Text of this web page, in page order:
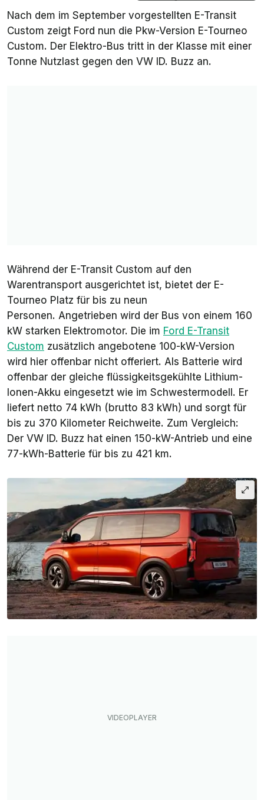
Nach dem im September vorgestellten E-Transit
Custom zeigt Ford nun die Pkw-Version E-Tourneo
Custom. Der Elektro-Bus tritt in der Klasse mit einer
Tonne Nutzlast gegen den VW ID. Buzz an.
Während der E-Transit Custom auf den
Warentransport ausgerichtet ist, bietet der E-
Tourneo Platz für bis zu neun
Personen. Angetrieben wird der Bus von einem 160
kW starken Elektromotor. Die im Ford E-Transit
Custom zusätzlich angebotene 100-kW-Version
wird hier offenbar nicht offeriert. Als Batterie wird
offenbar der gleiche flüssigkeitsgekühlte Lithium-
Ionen-Akku eingesetzt wie im Schwestermodell. Er
liefert netto 74 kWh (brutto 83 kWh) und sorgt für
bis zu 370 Kilometer Reichweite. Zum Vergleich:
Der VW ID. Buzz hat einen 150-kW-Antrieb und eine
77-kWh-Batterie für bis zu 421 km.